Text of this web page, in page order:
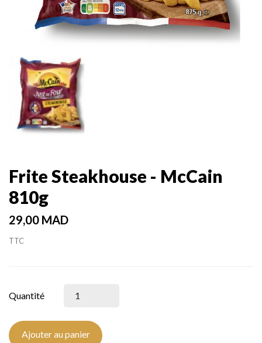
Frite Steakhouse - McCain
810g
29,00 MAD
TTC
Quantité
Ajouter au panier